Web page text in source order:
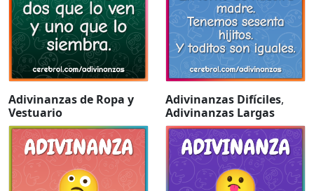
Adivinanzas de Ropa y
Vestuario
Adivinanzas Difíciles,
Adivinanzas Largas